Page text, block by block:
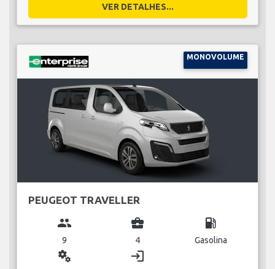
VER DETALHES...
MONOVOLUME
PEUGEOT TRAVELLER
group
9
business_center
4
local_gas_station
Gasolina
miscellaneous_services login